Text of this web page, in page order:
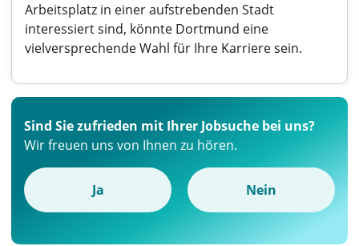
Arbeitsplatz in einer aufstrebenden Stadt
interessiert sind, könnte Dortmund eine
vielversprechende Wahl für Ihre Karriere sein.
Sind Sie zufrieden mit Ihrer Jobsuche bei uns?
Wir freuen uns von Ihnen zu hören.
Ja Nein